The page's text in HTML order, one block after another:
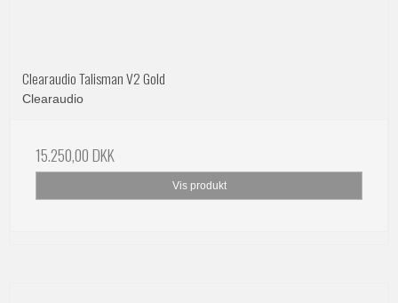
Clearaudio Talisman V2 Gold
Clearaudio
15.250,00 DKK
Vis produkt